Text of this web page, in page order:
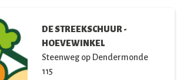
DE STREEKSCHUUR -
HOEVEWINKEL
Steenweg op Dendermonde
115